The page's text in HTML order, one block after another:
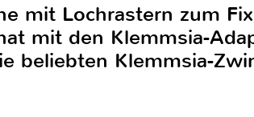
mit Lochrastern zum
mit den Klemmsia-
beliebten Klemmsia-